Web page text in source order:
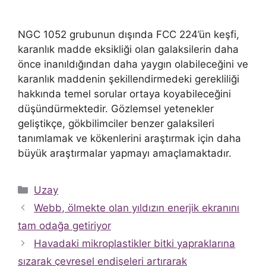
NGC 1052 grubunun dışında FCC 224’ün keşfi,
karanlık madde eksikliği olan galaksilerin daha
önce inanıldığından daha yaygın olabileceğini ve
karanlık maddenin şekillendirmedeki gerekliliği
hakkında temel sorular ortaya koyabileceğini
düşündürmektedir. Gözlemsel yetenekler
geliştikçe, gökbilimciler benzer galaksileri
tanımlamak ve kökenlerini araştırmak için daha
büyük araştırmalar yapmayı amaçlamaktadır.
Kategoriler
Uzay
Webb, ölmekte olan yıldızın enerjik ekranını
tam odağa getiriyor
Havadaki mikroplastikler bitki yapraklarına
sızarak çevresel endişeleri artırarak